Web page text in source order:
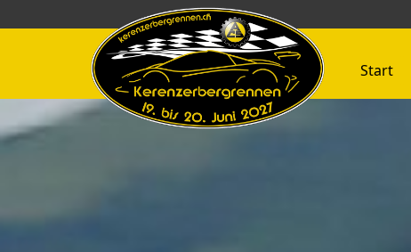
Start